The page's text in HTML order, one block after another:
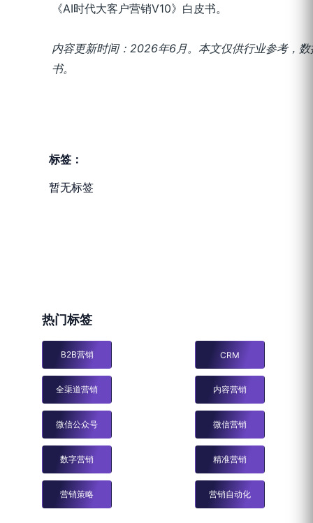
《AI时代大客户营销V10》白皮书。
内容更新时间： 2026年6月。本文仅供行业参考，
书。
标签：
暂无标签
热门标签
B2B营销 CRM
全渠道营销 内容营销
微信公众号 微信营销
数字营销 精准营销
营销策略 营销自动化